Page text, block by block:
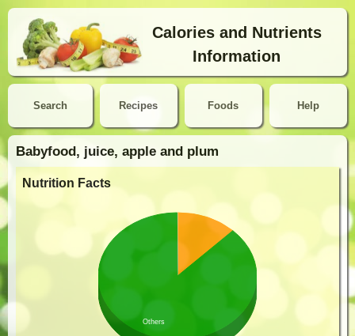
Calories and Nutrients
Information
Search Help
Recipes Foods
Babyfood, juice, apple and plum
Nutrition Facts
Others